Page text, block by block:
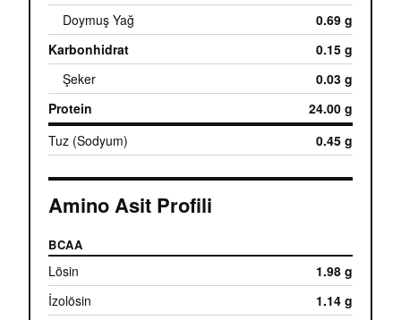
Doymuş Yağ
0.69 g
Karbonhidrat
0.15 g
Şeker
0.03 g
Protein
24.00 g
Tuz (Sodyum)
0.45 g
Amino Asit Profili
BCAA
Lösin
1.98 g
İzolösin
1.14 g